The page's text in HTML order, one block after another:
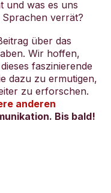
und was es uns
verrät?
über das
Wir hoffen,
faszinierende
dazu zu ermutigen,
zu erforschen.
anderen
Bis bald!